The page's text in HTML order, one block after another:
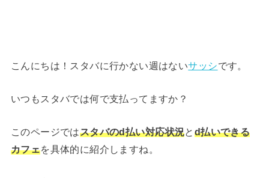
こんにちは！スタバに行かない週はないサッシです。
いつもスタバでは何で支払ってますか？
このページではスタバのd払い対応状況と d払いできる
カフェを具体的に紹介しますね。